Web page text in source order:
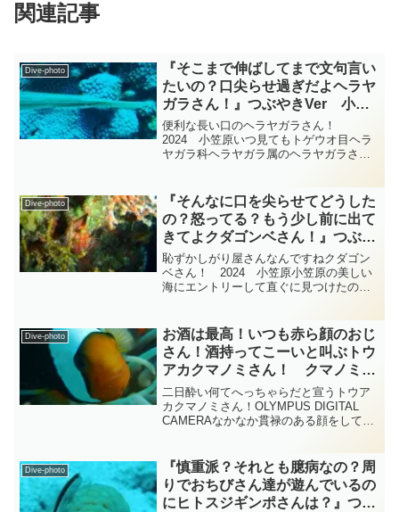
関連記事
Dive-photo
『そこまで伸ばしてまで文句言い
たいの？口尖らせ過ぎだよヘラヤ
ガラさん！』つぶやきVer 小笠
原 ダイビングｰフォト‐
tsubuankun
便利な長い口のヘラヤガラさん！
2024 小笠原いつ見てもトゲウオ目ヘラ
ヤガラ科ヘラヤガラ属のヘラヤガラさん
言いたい事があるんでしょうね？・・・
それはさておきヘラヤガラ...
Dive-photo
『そんなに口を尖らせてどうした
の？怒ってる？もう少し前に出て
きてよクダゴンベさん！』つぶや
きVer 小笠原 ダイビングｰフォ
ト‐tsubuankun
恥ずかしがり屋さんなんですねクダゴン
ベさん！ 2024 小笠原小笠原の美しい
海にエントリーして直ぐに見つけたのは
ベ属のクダゴンベさんです・・・クダゴ
ンベさんはクダゴンベ...
Dive-photo
お酒は最高！いつも赤ら顔のおじ
さん！酒持ってこーいと叫ぶトウ
アカクマノミさん！ クマノミ
diving-photo-summary-
tsubuankun
二日酔い何てへっちゃらだと宣うトウア
カクマノミさん！OLYMPUS DIGITAL
CAMERAなかなか貫禄のある顔をしてい
ズメダイ科クマノミ属のトウアカクマノ
ミさんで...
Dive-photo
『慎重派？それとも臆病なの？周
りでおちびさん達が遊んでいるの
にヒトスジギンポさんは？』つぶ